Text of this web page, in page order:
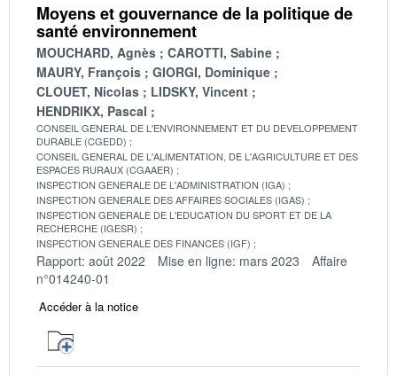
Moyens et gouvernance de la politique de
santé environnement
MOUCHARD, Agnès
CAROTTI, Sabine
MAURY, François
GIORGI, Dominique
CLOUET, Nicolas
LIDSKY, Vincent
HENDRIKX, Pascal
CONSEIL GENERAL DE L'ENVIRONNEMENT ET DU DEVELOPPEMENT
DURABLE (CGEDD)
CONSEIL GENERAL DE L'ALIMENTATION, DE L'AGRICULTURE ET DES
ESPACES RURAUX (CGAAER)
INSPECTION GENERALE DE L'ADMINISTRATION (IGA)
INSPECTION GENERALE DES AFFAIRES SOCIALES (IGAS)
INSPECTION GENERALE DE L'EDUCATION DU SPORT ET DE LA
RECHERCHE (IGESR)
INSPECTION GENERALE DES FINANCES (IGF)
Rapport: août 2022 Mise en ligne: mars 2023
Affaire
n°014240-01
Accéder à la notice